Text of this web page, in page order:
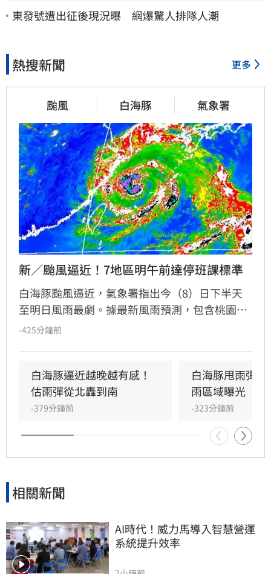
東發號遭出征後現況曝 網爆驚人排隊人潮
熱搜新聞 更多
颱風 白海豚 氣象署
新／颱風逼近！7地區明午前達停班課標準
白海豚颱風逼近，氣象署指出今（8）日下半天
至明日風雨最劇。據最新風雨預測，包含桃園、
新竹、苗栗及台中山區，以及新北濱海、恆春半
-425分鐘前
白海豚逼近越晚越有感！
估雨彈從北轟到南
-379分鐘前
白海豚甩雨彈
雨區域曝光
-323分鐘前
相關新聞
AI時代！威力馬導入智慧營運
系統提升效率